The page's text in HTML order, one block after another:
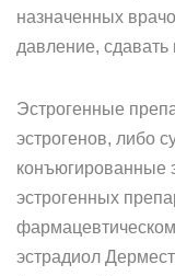
назначенных
давление,
Эстрогенные
эстрогенов, либо
конъюгированные
эстрогенных
эстрадиол